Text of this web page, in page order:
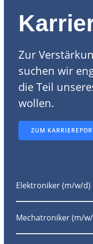
Zur
suchen wir
die Teil
wollen.
ZUM
Elektroniker (m/w/d)
Mechatroniker (m/